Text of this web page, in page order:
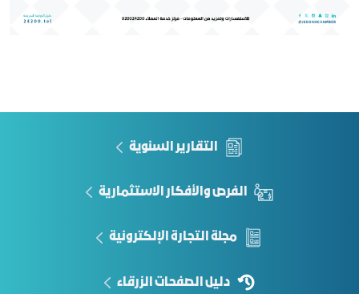
التقارير السنوية
الفرص والأفكار الاستثمارية
مجلة التجارة الإلكترونية
دليل الصفحات الزرقاء